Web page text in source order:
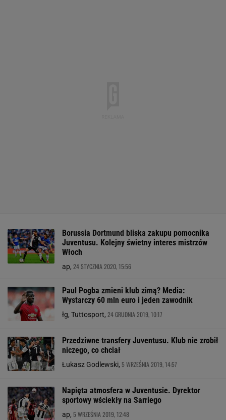
Borussia Dortmund bliska zakupu pomocnika
Juventusu. Kolejny świetny interes mistrzów
Włoch
ap, 24 STYCZNIA 2020, 15:56
Paul Pogba zmieni klub zimą? Media:
Wystarczy 60 mln euro i jeden zawodnik
łg, Tuttosport, 24 GRUDNIA 2019, 10:17
Przedziwne transfery Juventusu. Klub nie zrobił
niczego, co chciał
Łukasz Godlewski, 5 WRZEŚNIA 2019, 14:57
Napięta atmosfera w Juventusie. Dyrektor
sportowy wściekły na Sarriego
ap, 5 WRZEŚNIA 2019, 12:48